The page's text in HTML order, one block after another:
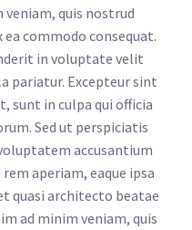
veniam, quis nostrud
commodo consequat.
in voluptate velit
pariatur. Excepteur sint
sunt in culpa qui officia
Sed ut perspiciatis
accusantium
aperiam, eaque ipsa
quasi architecto beatae
ad minim veniam, quis